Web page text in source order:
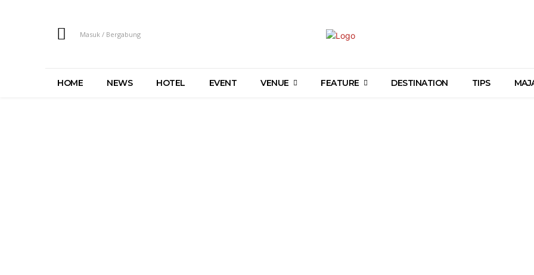
Masuk / Bergabung
HOME NEWS HOTEL EVENT VENUE FEATURE DESTINATION TIPS